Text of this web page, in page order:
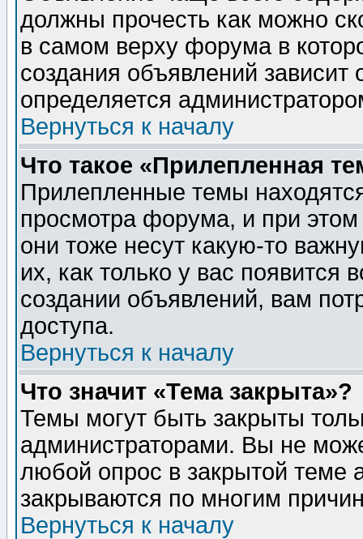
должны прочесть как можно
в самом верху форума в
создания объявлений зависит
определяется
Вернуться к началу
Что такое «Прилепленная
Прилепленные темы
просмотра форума, и при
они тоже несут какую-то
их, как только у вас появится
создании объявлений, вам
доступа.
Вернуться к началу
Что значит «Тема закрыта»?
Темы могут быть закрыты
администраторами. Вы не
любой опрос в закрытой теме
закрываются по многим
Вернуться к началу